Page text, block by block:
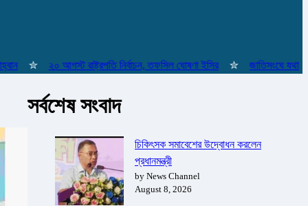
✮ ২০ আগস্ট রাষ্ট্রপতি নির্বাচন, তফসিল ঘোষণা ইসির ✮ জাতিসংঘে যথাযোগ্য
সর্বশেষ সংবাদ
চিকিৎসক সমাবেশের উদ্বোধন করলেন
প্রধানমন্ত্রী
by News Channel
August 8, 2026